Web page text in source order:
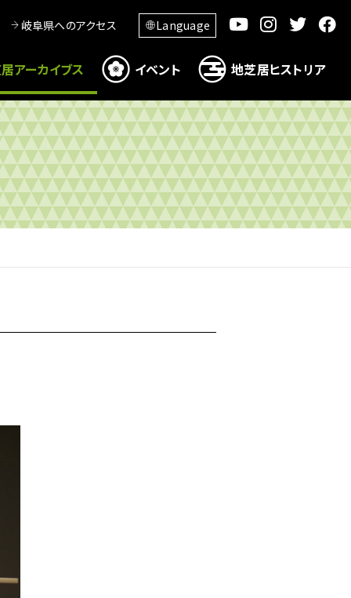
岐阜県へのアクセス Language
アーカイブス イベント 地芝居ヒストリア